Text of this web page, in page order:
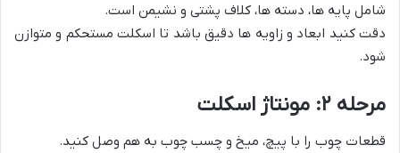
شامل پایه ها، دسته ها، کلاف پشتی و نشیمن است.
دقت کنید ابعاد و زاویه ها دقیق باشد تا اسکلت مستحکم و متوازن
شود.
مرحله ۲: مونتاژ اسکلت
قطعات چوب را با پیچ، میخ و چسب چوب به هم وصل کنید.